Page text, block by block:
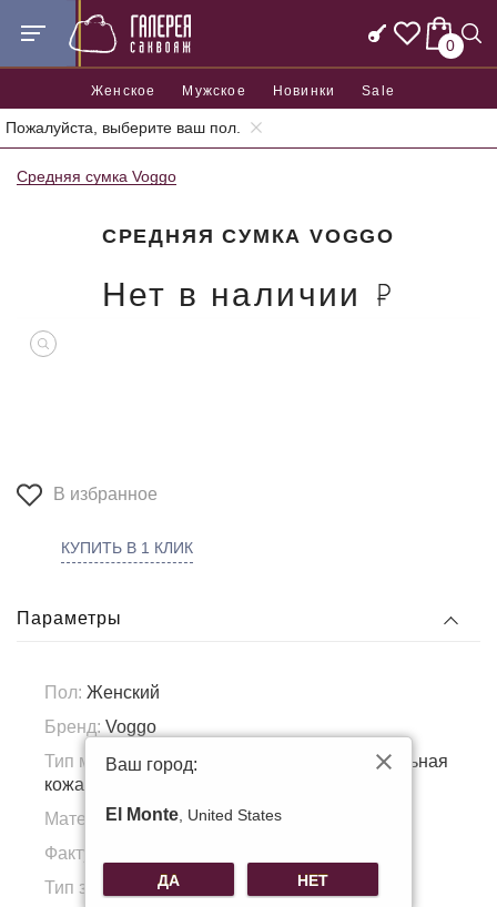
0
Женское Мужское Новинки Sale
Пожалуйста, выберите ваш пол.
Главная Женские сумки Средние женские сумки
Средняя сумка Voggo
СРЕДНЯЯ СУМКА VOGGO
Нет в наличии
В избранное
КУПИТЬ В 1 КЛИК
Параметры
Пол: Женский
Бренд: Voggo
Тип материала:Натуральная кожа, Натуральная
кожа
Материал подкладка:Полиэстер
Фактура материала:
Тип застежки: Молния
Ваш город:
El Monte , United States
ДА НЕТ